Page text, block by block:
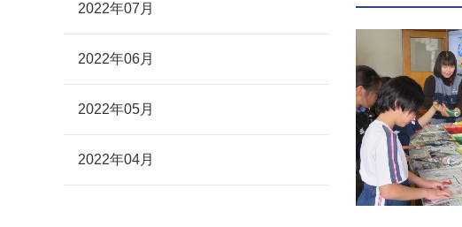
2022年07月
2022年06月
2022年05月
2022年04月